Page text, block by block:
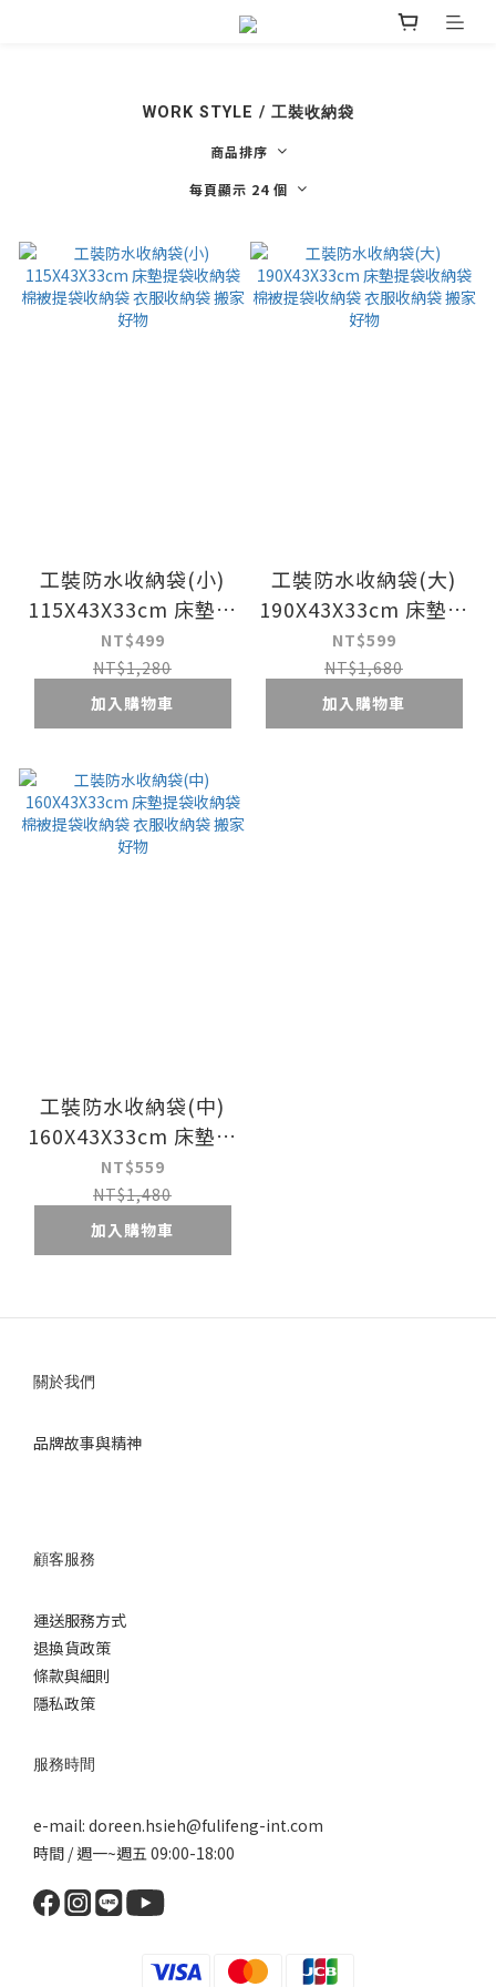
WORK STYLE / 工裝收納袋
商品排序
每頁顯示 24 個
工裝防水收納袋(小)
115X43X33cm 床墊提
袋收納袋 棉被提袋收
納袋 衣服收納袋 搬家
好物
NT$499
NT$1,280
加入購物車
工裝防水收納袋(大)
190X43X33cm 床墊提
袋收納袋 棉被提袋收
納袋 衣服收納袋 搬家
好物
NT$599
NT$1,680
加入購物車
工裝防水收納袋(中)
160X43X33cm 床墊提
袋收納袋 棉被提袋收
納袋 衣服收納袋 搬家
好物
NT$559
NT$1,480
加入購物車
關於我們
品牌故事與精神
顧客服務
運送服務方式
退換貨政策
條款與細則
隱私政策
服務時間
e-mail: doreen.hsieh@fulifeng-int.com
時間 / 週一~週五 09:00-18:00